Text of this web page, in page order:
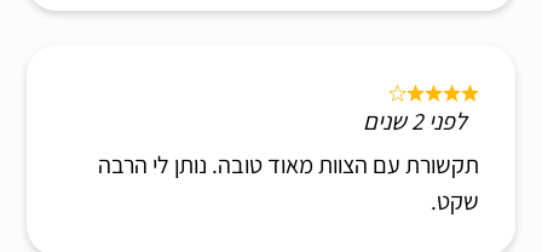
לפני 2 שנים
תקשורת עם הצוות מאוד טובה. נותן לי הרבה
שקט.